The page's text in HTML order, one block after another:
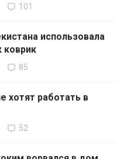
101
использовала
коврик
85
хотят работать в
52